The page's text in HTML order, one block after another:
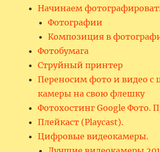
Начинаем
Фотографии
Композиция в
Фотобумага
Струйный принтер
Переносим фото и видео с
камеры на свою флешку
Фотохостинг Google Фото.
Плейкаст (Playcast).
Цифровые видеокамеры.